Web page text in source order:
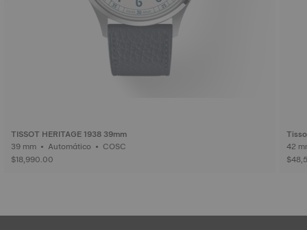
TISSOT HERITAGE 1938 39mm
39 mm • Automático • COSC
$18,990.00